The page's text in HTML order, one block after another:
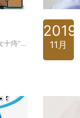
​在江湖上一直有一个传说“十男九痔”“十女十痔”，我对此一直不置可否，作为一个有志青年，怎么能相信这些江湖传言。于是我肆无忌惮的放浪形骸，在深夜的酒桌上大杀四方，在街边的烤肉店里消灭着一个又一个“敌人”，在翻腾的火锅旁挥斥方遒。直到有一天，当我坐在马桶上浏览美好的世界，菊花却久久未能舒畅时，脑海中猛然闪过“十男九痔”“十女十痔”的传闻。于是，怀着忐忑、羞耻的心情，扭扭捏捏偷偷摸摸的查了所有信息。结果不出所料，所有症状都和那个江湖传说一一对应。从此我就从一个年轻的有志青年变成了有痔青年，知道了什么叫做有痔不
2019
11月